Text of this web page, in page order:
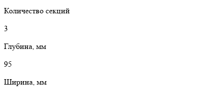
Количество секций
3
Глубина, мм
95
Ширина, мм